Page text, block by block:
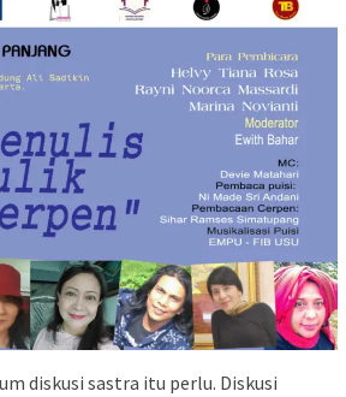
diskusi sastra itu perlu. Diskusi